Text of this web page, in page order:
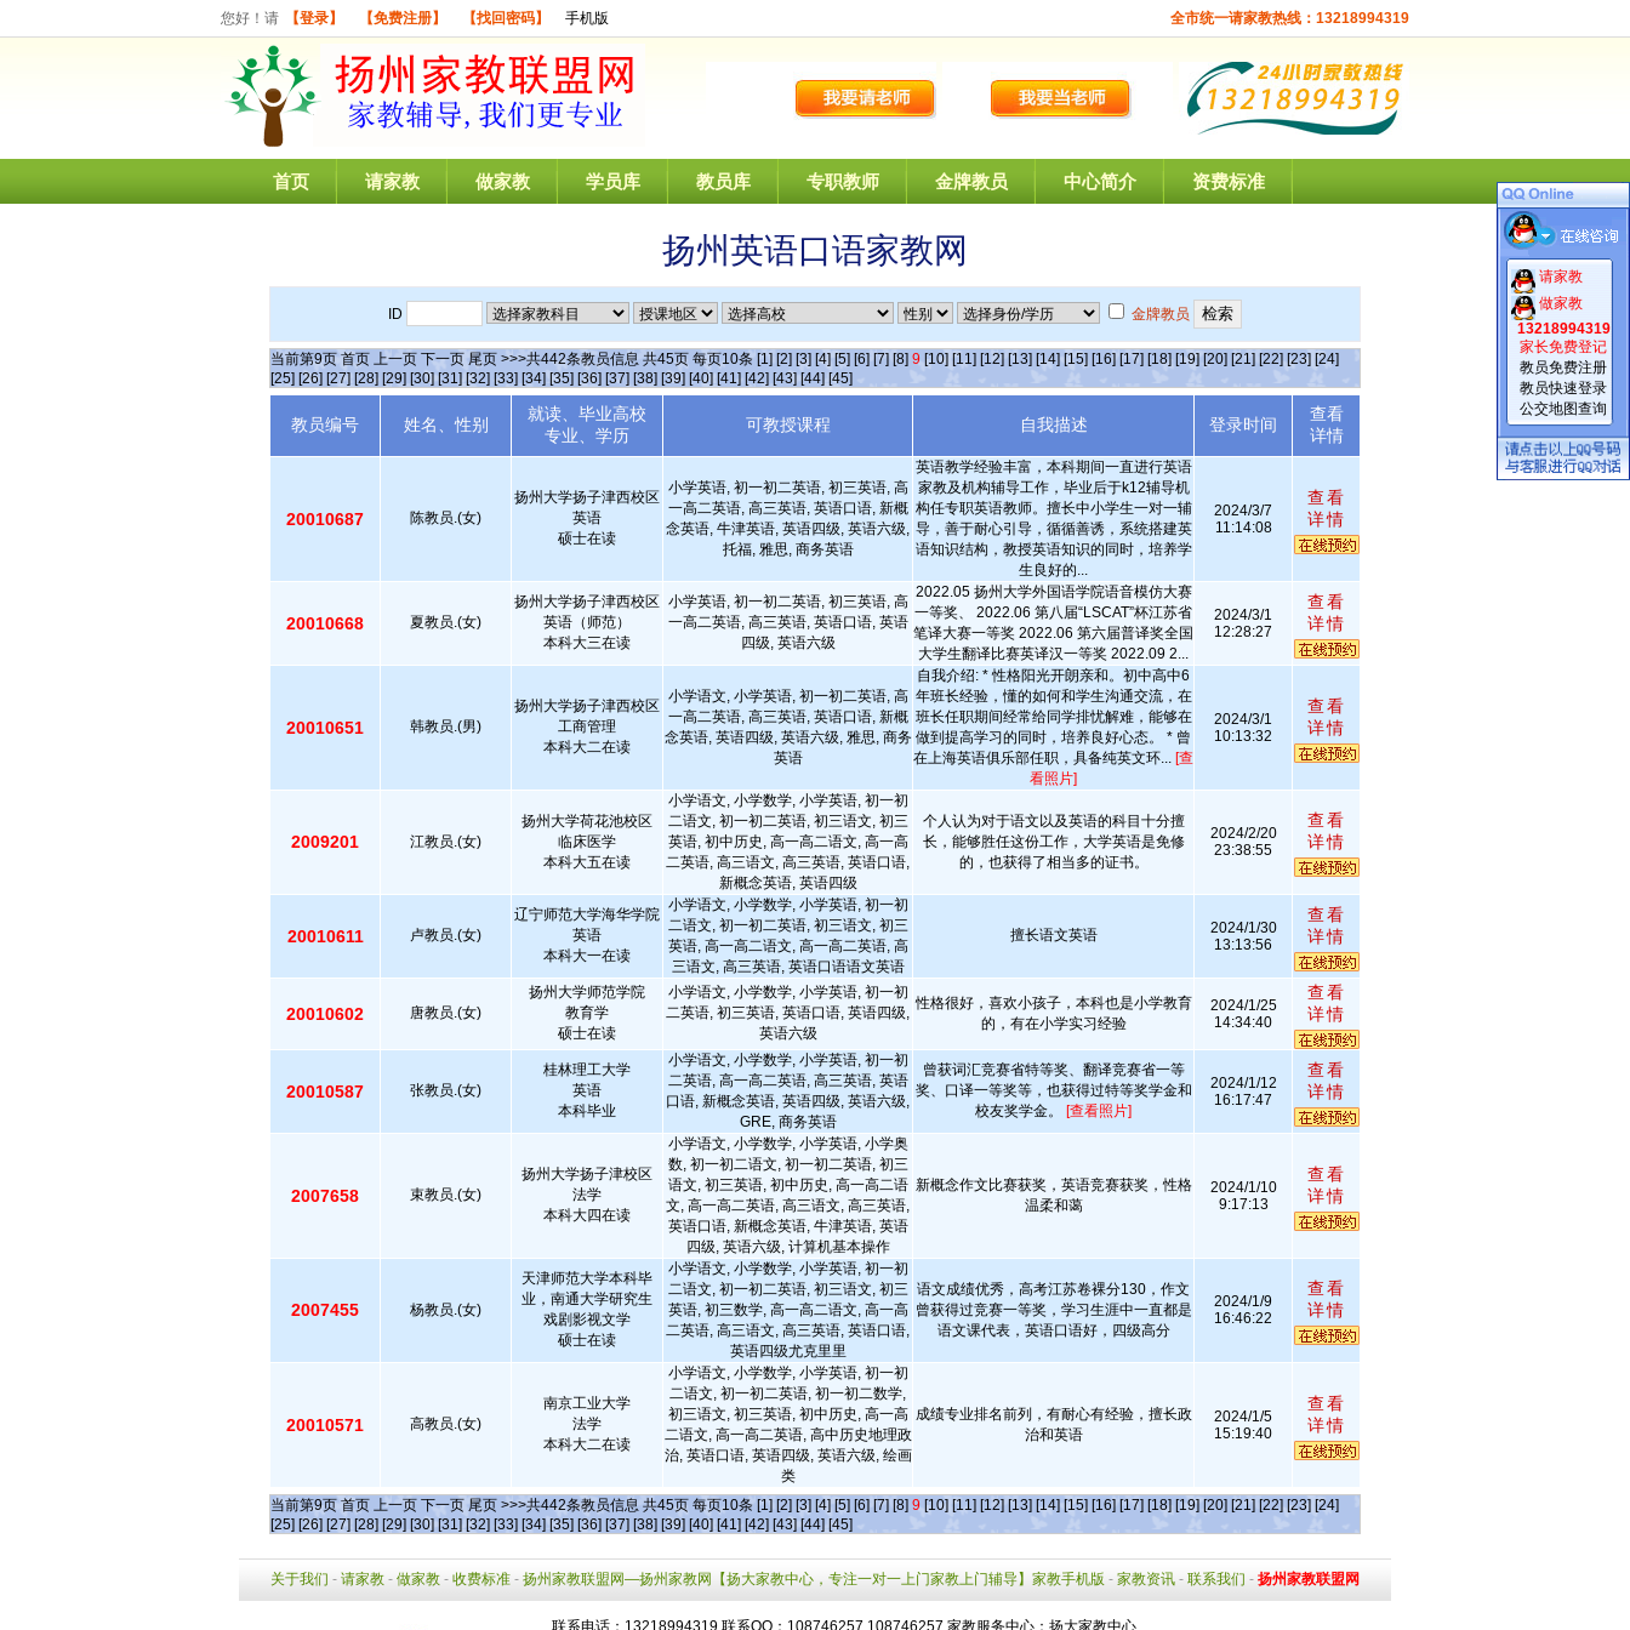
您好！请 【登录】 【免费注册】 【找回密码】 手机版 全市统一请家教热线：13218994319
首页 请家教 做家教 学员库 教员库 专职教师 金牌教员 中心简介 资费标准
扬州英语口语家教网
ID 金牌教员
当前第9页 首页 上一页 下一页 尾页 >>>共442条教员信息 共45页 每页10条 [1] [2] [3] [4] [5] [6] [7] [8] 9 [10] [11] [12] [13] [14] [15] [16] [17] [18] [19] [20] [21] [22] [23] [24]
[25] [26] [27] [28] [29] [30] [31] [32] [33] [34] [35] [36] [37] [38] [39] [40] [41] [42] [43] [44] [45]
教员编号 姓名、性别
就读、毕业高校
专业、学历
可教授课程 自我描述 登录时间
查看
详情
20010687 陈教员.(女)
扬州大学扬子津西校区
英语
硕士在读
小学英语, 初一初二英语, 初三英语, 高
一高二英语, 高三英语, 英语口语, 新概
念英语, 牛津英语, 英语四级, 英语六级,
托福, 雅思, 商务英语
英语教学经验丰富，本科期间一直进行英语
家教及机构辅导工作，毕业后于k12辅导机
构任专职英语教师。擅长中小学生一对一辅
导，善于耐心引导，循循善诱，系统搭建英
语知识结构，教授英语知识的同时，培养学
生良好的...
2024/3/7
11:14:08
查看
详情
20010668 夏教员.(女)
扬州大学扬子津西校区
英语（师范）
本科大三在读
小学英语, 初一初二英语, 初三英语, 高
一高二英语, 高三英语, 英语口语, 英语
四级, 英语六级
2022.05 扬州大学外国语学院语音模仿大赛
一等奖、 2022.06 第八届“LSCAT”杯江苏省
笔译大赛一等奖 2022.06 第六届普译奖全国
大学生翻译比赛英译汉一等奖 2022.09 2...
2024/3/1
12:28:27
查看
详情
20010651 韩教员.(男)
扬州大学扬子津西校区
工商管理
本科大二在读
小学语文, 小学英语, 初一初二英语, 高
一高二英语, 高三英语, 英语口语, 新概
念英语, 英语四级, 英语六级, 雅思, 商务
英语
自我介绍: * 性格阳光开朗亲和。初中高中6
年班长经验，懂的如何和学生沟通交流，在
班长任职期间经常给同学排忧解难，能够在
做到提高学习的同时，培养良好心态。 * 曾
在上海英语俱乐部任职，具备纯英文环... [查
看照片]
2024/3/1
10:13:32
查看
详情
2009201 江教员.(女)
扬州大学荷花池校区
临床医学
本科大五在读
小学语文, 小学数学, 小学英语, 初一初
二语文, 初一初二英语, 初三语文, 初三
英语, 初中历史, 高一高二语文, 高一高
二英语, 高三语文, 高三英语, 英语口语,
新概念英语, 英语四级
个人认为对于语文以及英语的科目十分擅
长，能够胜任这份工作，大学英语是免修
的，也获得了相当多的证书。
2024/2/20
23:38:55
查看
详情
20010611 卢教员.(女)
辽宁师范大学海华学院
英语
本科大一在读
小学语文, 小学数学, 小学英语, 初一初
二语文, 初一初二英语, 初三语文, 初三
英语, 高一高二语文, 高一高二英语, 高
三语文, 高三英语, 英语口语语文英语
擅长语文英语
2024/1/30
13:13:56
查看
详情
20010602 唐教员.(女)
扬州大学师范学院
教育学
硕士在读
小学语文, 小学数学, 小学英语, 初一初
二英语, 初三英语, 英语口语, 英语四级,
英语六级
性格很好，喜欢小孩子，本科也是小学教育
的，有在小学实习经验
2024/1/25
14:34:40
查看
详情
20010587 张教员.(女)
桂林理工大学
英语
本科毕业
小学语文, 小学数学, 小学英语, 初一初
二英语, 高一高二英语, 高三英语, 英语
口语, 新概念英语, 英语四级, 英语六级,
GRE, 商务英语
曾获词汇竞赛省特等奖、翻译竞赛省一等
奖、口译一等奖等，也获得过特等奖学金和
校友奖学金。 [查看照片]
2024/1/12
16:17:47
查看
详情
2007658 束教员.(女)
扬州大学扬子津校区
法学
本科大四在读
小学语文, 小学数学, 小学英语, 小学奥
数, 初一初二语文, 初一初二英语, 初三
语文, 初三英语, 初中历史, 高一高二语
文, 高一高二英语, 高三语文, 高三英语,
英语口语, 新概念英语, 牛津英语, 英语
四级, 英语六级, 计算机基本操作
新概念作文比赛获奖，英语竞赛获奖，性格
温柔和蔼
2024/1/10
9:17:13
查看
详情
2007455 杨教员.(女)
天津师范大学本科毕
业，南通大学研究生
戏剧影视文学
硕士在读
小学语文, 小学数学, 小学英语, 初一初
二语文, 初一初二英语, 初三语文, 初三
英语, 初三数学, 高一高二语文, 高一高
二英语, 高三语文, 高三英语, 英语口语,
英语四级尤克里里
语文成绩优秀，高考江苏卷裸分130，作文
曾获得过竞赛一等奖，学习生涯中一直都是
语文课代表，英语口语好，四级高分
2024/1/9
16:46:22
查看
详情
20010571 高教员.(女)
南京工业大学
法学
本科大二在读
小学语文, 小学数学, 小学英语, 初一初
二语文, 初一初二英语, 初一初二数学,
初三语文, 初三英语, 初中历史, 高一高
二语文, 高一高二英语, 高中历史地理政
治, 英语口语, 英语四级, 英语六级, 绘画
类
成绩专业排名前列，有耐心有经验，擅长政
治和英语
2024/1/5
15:19:40
查看
详情
当前第9页 首页 上一页 下一页 尾页 >>>共442条教员信息 共45页 每页10条 [1] [2] [3] [4] [5] [6] [7] [8] 9 [10] [11] [12] [13] [14] [15] [16] [17] [18] [19] [20] [21] [22] [23] [24]
[25] [26] [27] [28] [29] [30] [31] [32] [33] [34] [35] [36] [37] [38] [39] [40] [41] [42] [43] [44] [45]
关于我们 - 请家教 - 做家教 - 收费标准 - 扬州家教联盟网—扬州家教网【扬大家教中心，专注一对一上门家教上门辅导】家教手机版 - 家教资讯 - 联系我们 - 扬州家教联盟网
联系电话：13218994319 联系QQ：108746257 108746257 家教服务中心：扬大家教中心
请家教
做家教
13218994319
家长免费登记
教员免费注册
教员快速登录
公交地图查询